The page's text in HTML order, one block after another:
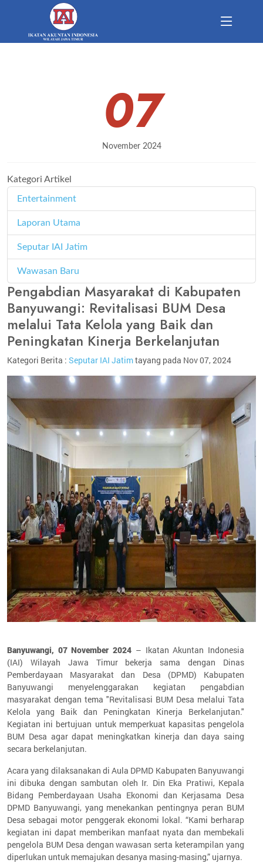
07
November 2024
Kategori Artikel
Entertainment
Laporan Utama
Seputar IAI Jatim
Wawasan Baru
Pengabdian Masyarakat di Kabupaten
Banyuwangi: Revitalisasi BUM Desa
melalui Tata Kelola yang Baik dan
Peningkatan Kinerja Berkelanjutan
Kategori Berita : Seputar IAI Jatimtayang pada Nov 07, 2024
Banyuwangi, 07 November 2024 – Ikatan Akuntan Indonesia
(IAI) Wilayah Jawa Timur bekerja sama dengan Dinas
Pemberdayaan Masyarakat dan Desa (DPMD) Kabupaten
Banyuwangi menyelenggarakan kegiatan pengabdian
masyarakat dengan tema "Revitalisasi BUM Desa melalui Tata
Kelola yang Baik dan Peningkatan Kinerja Berkelanjutan."
Kegiatan ini bertujuan untuk memperkuat kapasitas pengelola
BUM Desa agar dapat meningkatkan kinerja dan daya saing
secara berkelanjutan.
Acara yang dilaksanakan di Aula DPMD Kabupaten Banyuwangi
ini dibuka dengan sambutan oleh Ir. Din Eka Pratiwi, Kepala
Bidang Pemberdayaan Usaha Ekonomi dan Kerjasama Desa
DPMD Banyuwangi, yang menekankan pentingnya peran BUM
Desa sebagai motor penggerak ekonomi lokal. “Kami berharap
kegiatan ini dapat memberikan manfaat nyata dan membekali
pengelola BUM Desa dengan wawasan serta keterampilan yang
diperlukan untuk memajukan desanya masing-masing,” ujarnya.